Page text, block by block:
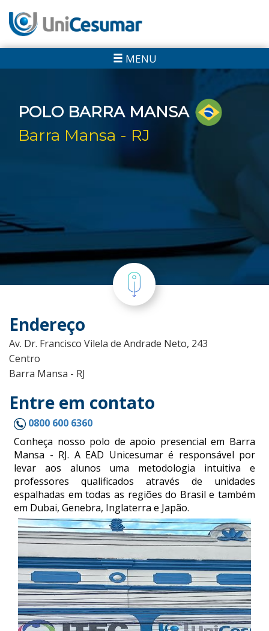
MENU
POLO BARRA MANSA
Barra Mansa - RJ
Endereço
Av. Dr. Francisco Vilela de Andrade Neto, 243
Centro
Barra Mansa - RJ
Entre em contato
0800 600 6360
Conheça nosso polo de apoio presencial em Barra
Mansa - RJ. A EAD Unicesumar é responsável por
levar aos alunos uma metodologia intuitiva e
professores qualificados através de unidades
espalhadas em todas as regiões do Brasil e também
em Dubai, Genebra, Inglaterra e Japão.